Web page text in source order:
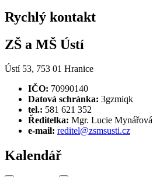
Rychlý kontakt
ZŠ a MŠ Ústí
Ústí 53, 753 01 Hranice
IČO: 70990140
Datová schránka: 3gzmiqk
tel.: 581 621 352
Ředitelka: Mgr. Lucie Mynářová
e-mail: reditel@zsmsusti.cz
Kalendář